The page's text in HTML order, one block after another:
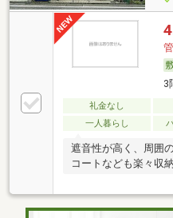
3
礼金なし
一人暮らし
遮音性が高く、周囲
コートなども楽々収